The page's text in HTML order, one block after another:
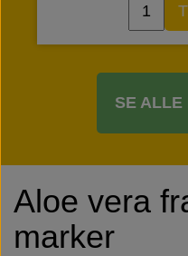
SE ALLE
Aloe vera
marker